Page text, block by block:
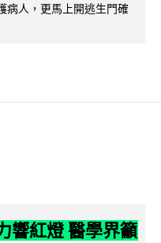
病人，更馬上開逃生門確
響紅燈 醫學界籲